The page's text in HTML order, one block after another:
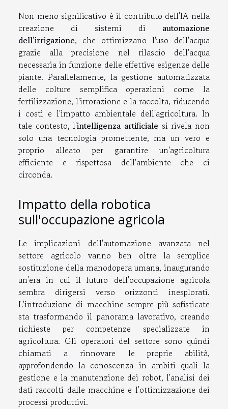
Non meno significativo è il contributo dell'IA nella
creazione di sistemi di automazione
dell'irrigazione, che ottimizzano l'uso dell'acqua
grazie alla precisione nel rilascio dell'acqua
necessaria in funzione delle effettive esigenze delle
piante. Parallelamente, la gestione automatizzata
delle colture semplifica operazioni come la
fertilizzazione, l'irrorazione e la raccolta, riducendo
i costi e l'impatto ambientale dell'agricoltura. In
tale contesto, l'intelligenza artificiale si rivela non
solo una tecnologia promettente, ma un vero e
proprio alleato per garantire un'agricoltura
efficiente e rispettosa dell'ambiente che ci
circonda.
Impatto della robotica
sull'occupazione agricola
Le implicazioni dell'automazione avanzata nel
settore agricolo vanno ben oltre la semplice
sostituzione della manodopera umana, inaugurando
un'era in cui il futuro dell'occupazione agricola
sembra dirigersi verso orizzonti inesplorati.
L'introduzione di macchine sempre più sofisticate
sta trasformando il panorama lavorativo, creando
richieste per competenze specializzate in
agricoltura. Gli operatori del settore sono quindi
chiamati a rinnovare le proprie abilità,
approfondendo la conoscenza in ambiti quali la
gestione e la manutenzione dei robot, l'analisi dei
dati raccolti dalle macchine e l'ottimizzazione dei
processi produttivi.